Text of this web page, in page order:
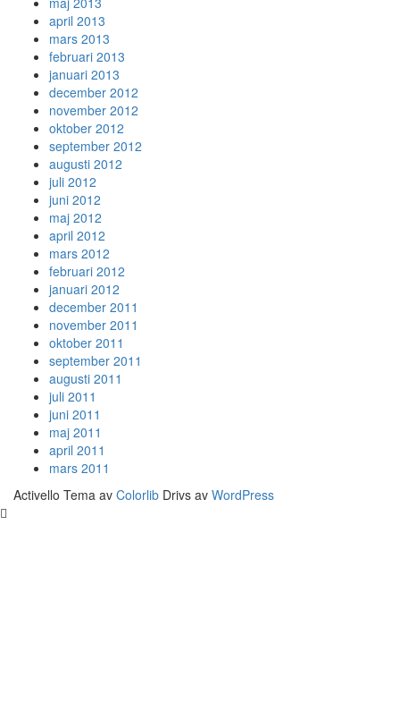
april 2013
mars 2013
februari 2013
januari 2013
december 2012
november 2012
oktober 2012
september 2012
augusti 2012
juli 2012
juni 2012
maj 2012
april 2012
mars 2012
februari 2012
januari 2012
december 2011
november 2011
oktober 2011
september 2011
augusti 2011
juli 2011
juni 2011
maj 2011
april 2011
mars 2011
Activello Tema av Colorlib Drivs av WordPress